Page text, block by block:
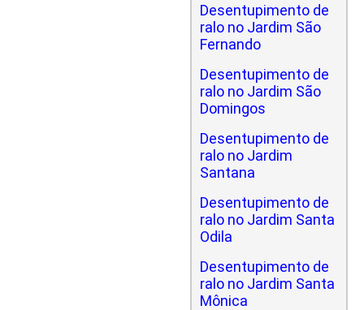
Desentupimento de
ralo no Jardim São
Fernando
Desentupimento de
ralo no Jardim São
Domingos
Desentupimento de
ralo no Jardim
Santana
Desentupimento de
ralo no Jardim Santa
Odila
Desentupimento de
ralo no Jardim Santa
Mônica